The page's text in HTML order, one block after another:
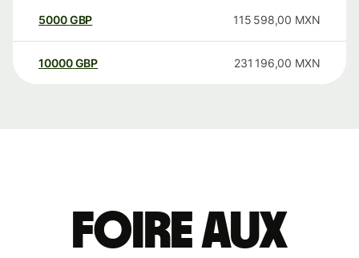
5000GBP 115 598,00 MXN
10000 GBP 231 196,00 MXN
Foire aux